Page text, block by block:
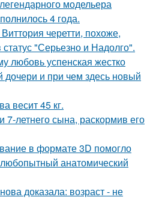
модельера
4 года.
черетти, похоже,
"Серьезно и Надолго".
любовь успенская жестко
и при чем здесь новый
весит 45 кг.
летнего сына, раскормив его
в формате 3D помогло
анатомический
доказала: возраст - не